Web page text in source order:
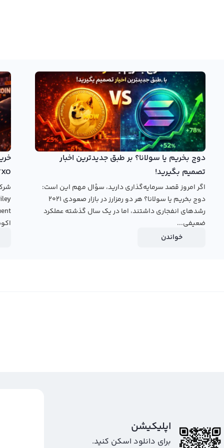
دوج بخریم یا سولانا؟ بر طبق جدیدترین اخبار
تصمیم بگیرید!
اگر امروز قصد سرمایه‌گذاری دارید، سؤال مهم این است:
دوج بخریم یا سولانا؟ هر دو رمزارز در بازار صعودی ۲۰۲۱
رشدهای انفجاری داشتند، اما در یک سال گذشته عملکرد
ضعیفی...
خواندن
اپلیکیشن
برای دانلود اسکن کنید.